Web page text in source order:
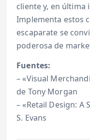
cliente y, en última
Implementa estos
escaparate se
poderosa de
Fuentes:
– «Visual
de Tony Morgan
– «Retail Design: A
S. Evans